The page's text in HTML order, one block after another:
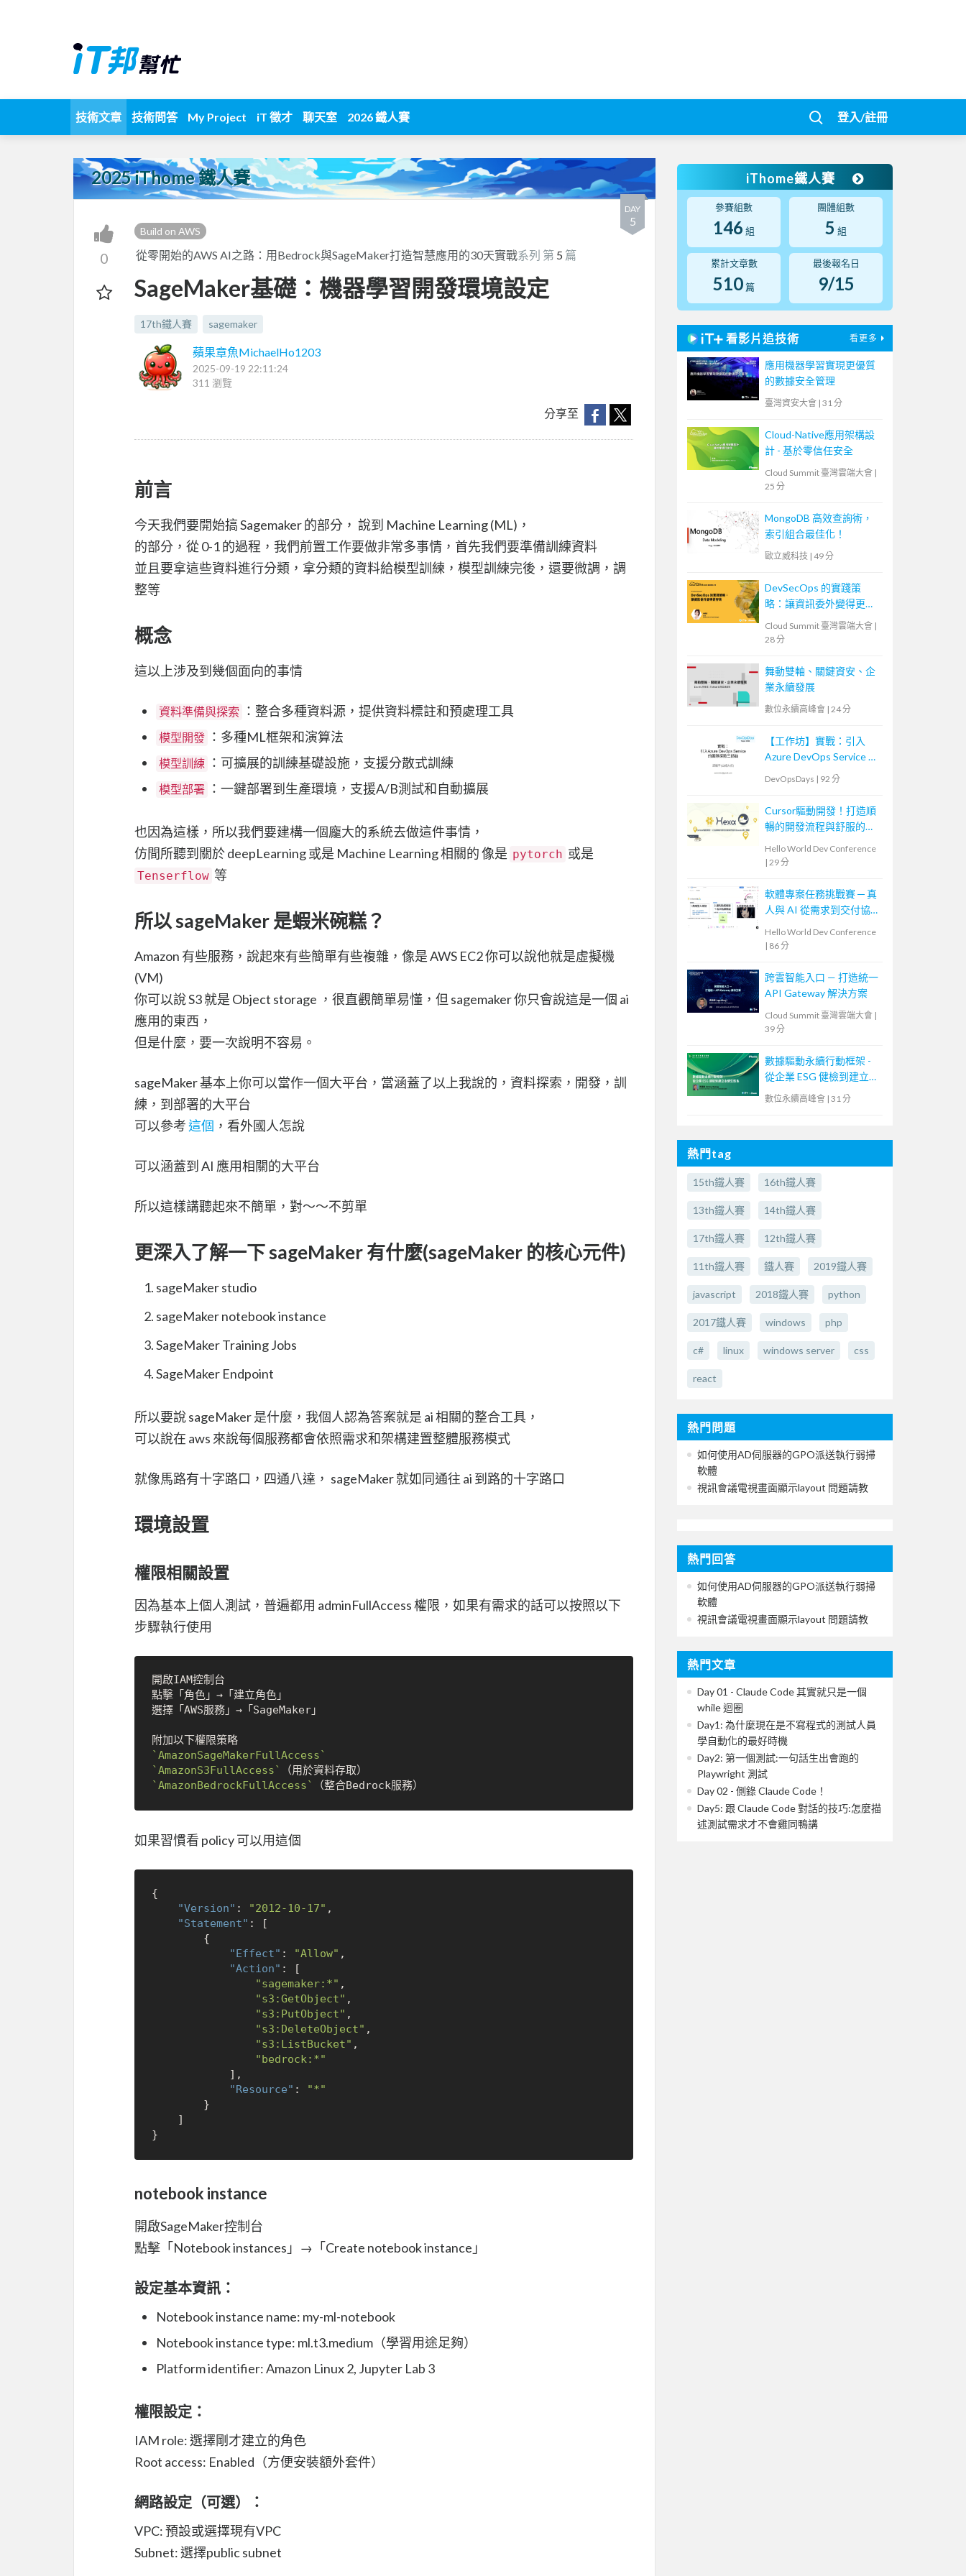
技術文章 技術問答 My Project iT 徵才 聊天室 2026 鐵人賽 登入/註冊
2025 iThome 鐵人賽
DAY
5
0
Build on AWS
從零開始的AWS AI之路：用Bedrock與SageMaker打造智慧應用的30天實戰系列 第 5 篇
SageMaker基礎：機器學習開發環境設定
17th鐵人賽 sagemaker
蘋果章魚MichaelHo1203
2025-09-19 22:11:24
311 瀏覽
分享至
前言
今天我們要開始搞 Sagemaker 的部分， 說到 Machine Learning (ML)，
的部分，從 0-1 的過程，我們前置工作要做非常多事情，首先我們要準備訓練資料
並且要拿這些資料進行分類，拿分類的資料給模型訓練，模型訓練完後，還要微調，調
整等
概念
這以上涉及到幾個面向的事情
資料準備與探索 ：整合多種資料源，提供資料標註和預處理工具
模型開發 ：多種ML框架和演算法
模型訓練 ：可擴展的訓練基礎設施，支援分散式訓練
模型部署 ：一鍵部署到生產環境，支援A/B測試和自動擴展
也因為這樣，所以我們要建構一個龐大的系統去做這件事情，
仿間所聽到關於 deepLearning 或是 Machine Learning 相關的 像是 pytorch 或是
Tenserflow 等
所以 sageMaker 是蝦米碗糕？
Amazon 有些服務，說起來有些簡單有些複雜，像是 AWS EC2 你可以說他就是虛擬機
(VM)
你可以說 S3 就是 Object storage ，很直觀簡單易懂，但 sagemaker 你只會說這是一個 ai
應用的東西，
但是什麼，要一次說明不容易。
sageMaker 基本上你可以當作一個大平台，當涵蓋了以上我說的，資料探索，開發，訓
練，到部署的大平台
可以參考這個 ，看外國人怎說
可以涵蓋到 AI 應用相關的大平台
所以這樣講聽起來不簡單，對～～不剪單
更深入了解一下 sageMaker 有什麼(sageMaker 的核心元件)
sageMaker studio
sageMaker notebook instance
SageMaker Training Jobs
SageMaker Endpoint
所以要說 sageMaker 是什麼，我個人認為答案就是 ai 相關的整合工具，
可以說在 aws 來說每個服務都會依照需求和架構建置整體服務模式
就像馬路有十字路口，四通八達， sageMaker 就如同通往 ai 到路的十字路口
環境設置
權限相關設置
因為基本上個人測試，普遍都用 adminFullAccess 權限，如果有需求的話可以按照以下
步驟執行使用
開啟IAM控制台
點擊「角色」→「建立角色」
選擇「AWS服務」→「SageMaker」
附加以下權限策略
`AmazonSageMakerFullAccess`
`AmazonS3FullAccess`
`AmazonBedrockFullAccess`
如果習慣看 policy 可以用這個
{
"Version" : "2012-10-17" ,
"Statement" :
[
{
"Effect" : "Allow" ,
"Action" :
[
"sagemaker:*" ,
"s3:GetObject" ,
"s3:PutObject" ,
"s3:DeleteObject" ,
"s3:ListBucket" ,
"bedrock:*"
] ,
"Resource" :
"*"
}
]
}
notebook instance
開啟SageMaker控制台
點擊「Notebook instances」→「Create notebook instance」
設定基本資訊：
Notebook instance name: my-ml-notebook
Notebook instance type: ml.t3.medium（學習用途足夠）
Platform identifier: Amazon Linux 2, Jupyter Lab 3
權限設定：
IAM role: 選擇剛才建立的角色
Root access: Enabled（方便安裝額外套件）
網路設定（可選）：
VPC: 預設或選擇現有VPC
Subnet: 選擇public subnet
iThome鐵人賽
參賽組數
146 組
團體組數
5 組
累計文章數
510 篇
最後報名日
9/15
看影片追技術 看更多
應用機器學習實現更優質
的數據安全管理
臺灣資安大會 | 31 分
Cloud-Native應用架構設
計 - 基於零信任安全
Cloud Summit 臺灣雲端大會 |
25 分
MongoDB 高效查詢術，
索引組合最佳化！
歐立威科技 | 49 分
DevSecOps 的實踐策
略：讓資訊委外變得更容
Cloud Summit 臺灣雲端大會 |
28 分
舞動雙軸、關鍵資安、企
業永續發展
數位永續高峰會 | 24 分
【工作坊】實戰：引入
Azure DevOps Service 的
團隊探險三部曲
DevOpsDays | 92 分
Cursor驅動開發！打造順
暢的開發流程與舒服的
Hello World Dev Conference
| 29 分
軟體專案任務挑戰賽 ─ 真
人與 AI 從需求到交付協
Hello World Dev Conference
| 86 分
跨雲智能入口 — 打造統一
API Gateway 解決方案
Cloud Summit 臺灣雲端大會 |
39 分
數據驅動永續行動框架 -
從企業 ESG 健檢到建立永
續生態系
數位永續高峰會 | 31 分
熱門tag
15th鐵人賽 16th鐵人賽
13th鐵人賽 14th鐵人賽
17th鐵人賽 12th鐵人賽
11th鐵人賽 鐵人賽 2019鐵人賽
javascript 2018鐵人賽 python
2017鐵人賽 windows php
c# linux windows server css
react
熱門問題
如何使用AD伺服器的GPO派送執行弱掃
軟體
視訊會議電視畫面顯示layout 問題請教
熱門回答
如何使用AD伺服器的GPO派送執行弱掃
軟體
視訊會議電視畫面顯示layout 問題請教
熱門文章
Day 01 - Claude Code 其實就只是一個
while 迴圈
Day1: 為什麼現在是不寫程式的測試人員
學自動化的最好時機
Day2: 第一個測試:一句話生出會跑的
Playwright 測試
Day 02 - 側錄 Claude Code！
Day5: 跟 Claude Code 對話的技巧:怎麼描
述測試需求才不會雞同鴨講